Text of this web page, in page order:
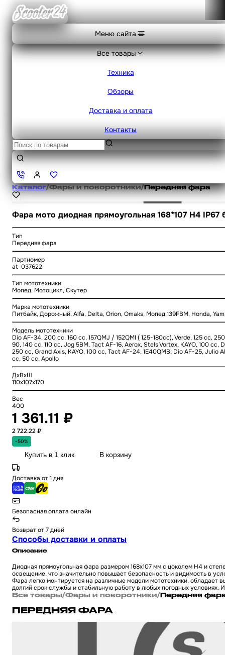
Меню сайта
Все товары
Техника
Обзоры
Доставка и оплата
Контакты
Каталог/Фары и поворотники/Передняя фара
Фара мото диодная прямоугольная 168*107 H4
Тип
Передняя фара
Партномер
at-037622
Тип мототехники
Мопед, Мотоцикл, Скутер
Марка мототехники
Питбайк, Дорожный, Alfa, Delta, Orion, Omaks, Мопед 139FBM, Honda,
Модель мототехники
Dio AF-34, 200 cc, 160 cc, 157QMJ / 152QMI ( 125-180cc), Verde, 125 cc,
90, 140 cc, 110 cc, Jog 5BM, Tact AF-16, Aerox, Stels Vortex, KAYO, 100
250 cc, Grand Axis, KAYO, 100 cc, Tact AF-24, 1E40QMB, Dio AF-25,
cc, 50 cc, Apollo
ДхВхШ
110x107x170
Вес
400
1 361.11 ₽
2 722.22 ₽
-50%
Купить в 1 клик В корзину
Доставка от 1 дня
Безопасная оплата онлайн
Возврат от 7 дней
Способы доставки и оплаты
Описание
Диодная прямоугольная фара размером 168x107 мм с цоколем H4 и
освещение, что значительно повышает безопасность и видимость в
Фара легко монтируется на различные модели мототехники, обладает
долгий срок службы и стабильную работу в любых погодных
Все товары/Фары и поворотники/Передняя
ПЕРЕДНЯЯ ФАРА
Фары дополнительные (пара) диодныекруглые D90 белый/желтый